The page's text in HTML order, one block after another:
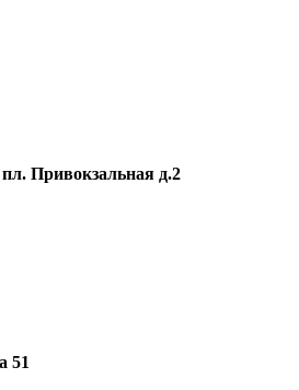
Привокзальная д.2
51